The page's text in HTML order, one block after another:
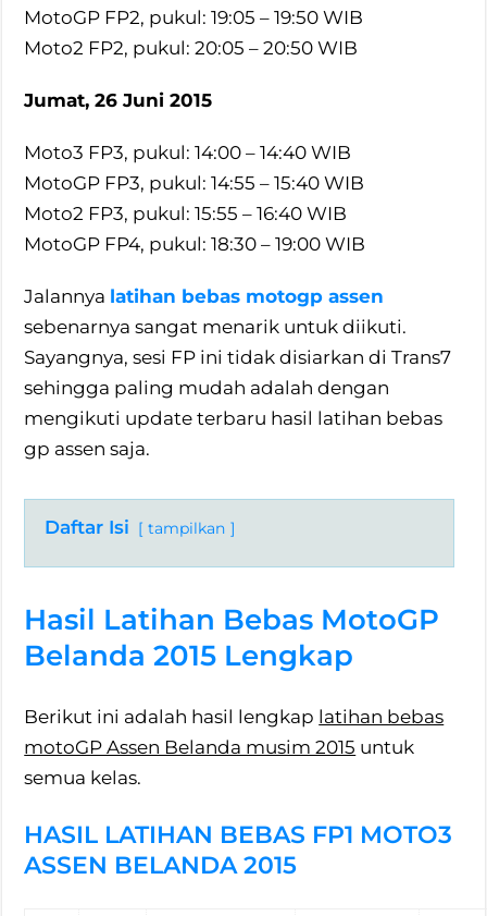
MotoGP FP2, pukul: 19:05 – 19:50 WIB
Moto2 FP2, pukul: 20:05 – 20:50 WIB
Jumat, 26 Juni 2015
Moto3 FP3, pukul: 14:00 – 14:40 WIB
MotoGP FP3, pukul: 14:55 – 15:40 WIB
Moto2 FP3, pukul: 15:55 – 16:40 WIB
MotoGP FP4, pukul: 18:30 – 19:00 WIB
Jalannya latihan bebas motogp assen
sebenarnya sangat menarik untuk diikuti.
Sayangnya, sesi FP ini tidak disiarkan di Trans7
sehingga paling mudah adalah dengan
mengikuti update terbaru hasil latihan bebas
gp assen saja.
Daftar Isi tampilkan
Hasil Latihan Bebas MotoGP
Belanda 2015 Lengkap
Berikut ini adalah hasil lengkap latihan bebas
motoGP Assen Belanda musim 2015 untuk
semua kelas.
HASIL LATIHAN BEBAS FP1 MOTO3
ASSEN BELANDA 2015